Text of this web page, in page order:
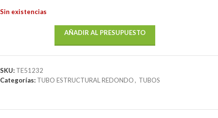
Sin existencias
AÑADIR AL PRESUPUESTO
SKU: TE51232
Categorías: TUBO ESTRUCTURAL REDONDO, TUBOS